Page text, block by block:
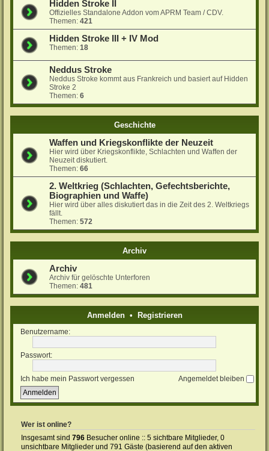
Hidden Stroke II
Offizielles Standalone Addon vom APRM Team / CDV.
Themen:421
Hidden Stroke III + IV Mod
Themen:18
Neddus Stroke
Neddus Stroke kommt aus Frankreich und basiert auf Hidden
Stroke 2
Themen:6
Geschichte
Waffen und Kriegskonflikte der Neuzeit
Hier wird über Kriegskonflikte, Schlachten und Waffen der
Neuzeit diskutiert.
Themen:66
2. Weltkrieg (Schlachten, Gefechtsberichte,
Biographien und Waffe)
Hier wird über alles diskutiert das in die Zeit des 2. Weltkriegs
fällt.
Themen:572
Archiv
Archiv
Archiv für gelöschte Unterforen
Themen:481
Anmelden• Registrieren
Benutzername:
Passwort:
Ich habe mein Passwort vergessen Angemeldet bleiben
Wer ist online?
Insgesamt sind796 Besucher online :: 5 sichtbare Mitglieder, 0
unsichtbare Mitglieder und 791 Gäste (basierend auf den aktiven